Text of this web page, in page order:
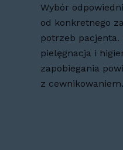
Wybór
od konkretnego
potrzeb pacjenta.
pielęgnacja i
zapobiegania
z cewnikowaniem.